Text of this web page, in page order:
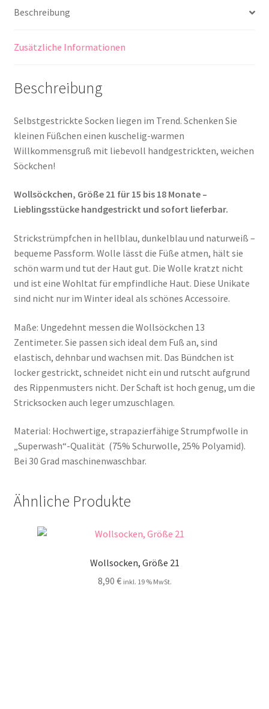
Beschreibung
Zusätzliche Informationen
Beschreibung
Selbstgestrickte Socken liegen im Trend. Schenken Sie
kleinen Füßchen einen kuschelig-warmen
Willkommensgruß mit liebevoll handgestrickten, weichen
Söckchen!
Wollsöckchen, Größe 21 für 15 bis 18 Monate –
Lieblingsstücke handgestrickt und sofort lieferbar.
Strickstrümpfchen in hellblau, dunkelblau und naturweiß –
bequeme Passform. Wolle lässt die Füße atmen, hält sie
schön warm und tut der Haut gut. Die Wolle kratzt nicht
und ist eine Wohltat für empfindliche Haut. Diese Unikate
sind nicht nur im Winter ideal als schönes Accessoire.
Maße: Ungedehnt messen die Wollsöckchen 13
Zentimeter. Sie passen sich ideal dem Fuß an, sind
elastisch, dehnbar und wachsen mit. Das Bündchen ist
locker gestrickt, schneidet nicht ein und rutscht aufgrund
des Rippenmusters nicht. Der Schaft ist hoch genug, um die
Stricksocken auch leger umzuschlagen.
Material: Hochwertige, strapazierfähige Strumpfwolle in
„Superwash“-Qualität (75% Schurwolle, 25% Polyamid).
Bei 30 Grad maschinenwaschbar.
Ähnliche Produkte
Wollsocken, Größe 21
8,90 € inkl. 19 % MwSt.